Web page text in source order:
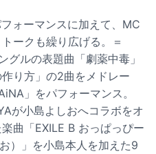
ォーマンスに加えて、MC
ークも繰り広げる。＝
グルの表題曲「劇薬中毒」
り方」の2曲をメドレー
」をパフォーマンス。
が小島よしおへコラボをオ
曲「EXILE B おっぱっぴー
）」を小島本人を加えた9